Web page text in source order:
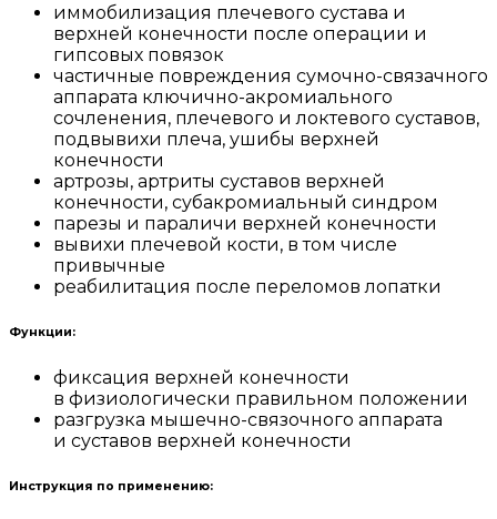
иммобилизация плечевого сустава и
верхней конечности после операции и
гипсовых повязок
частичные повреждения сумочно-связачного
аппарата ключично-акромиального
сочленения, плечевого и локтевого суставов,
подвывихи плеча, ушибы верхней
конечности
артрозы, артриты суставов верхней
конечности, субакромиальный синдром
парезы и параличи верхней конечности
вывихи плечевой кости, в том числе
привычные
реабилитация после переломов лопатки
Функции:
фиксация верхней конечности
в физиологически правильном положении
разгрузка мышечно-связочного аппарата
и суставов верхней конечности
Инструкция по применению: